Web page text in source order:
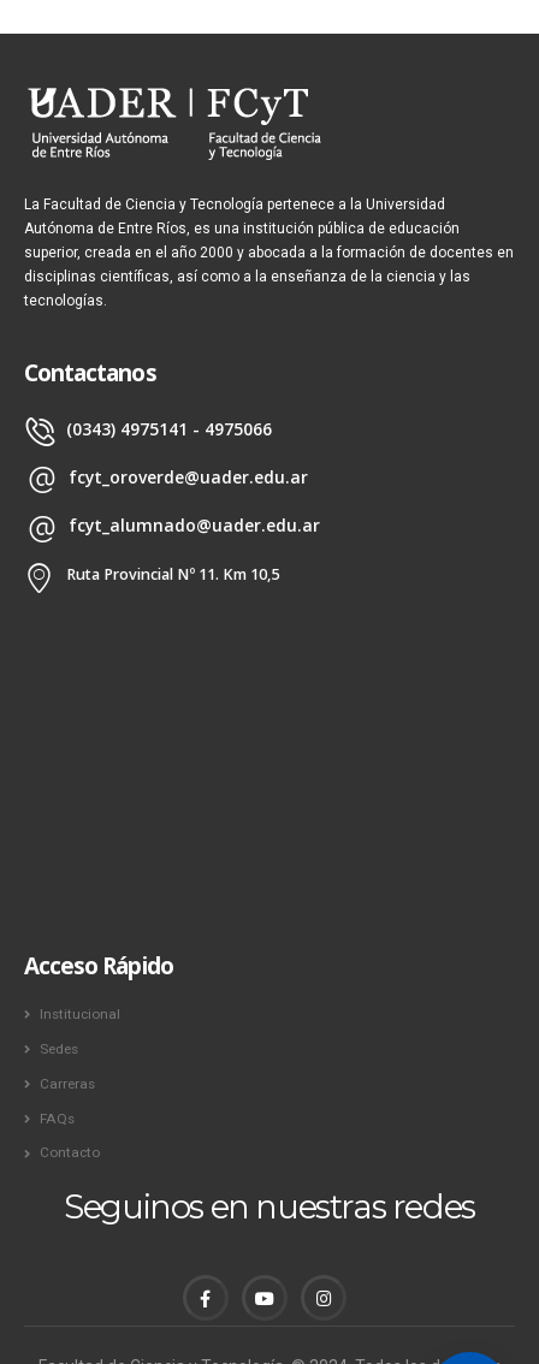
La Facultad de Ciencia y Tecnología pertenece a la Universidad
Autónoma de Entre Ríos, es una institución pública de educación
superior, creada en el año 2000 y abocada a la formación de docentes en
disciplinas científicas, así como a la enseñanza de la ciencia y las
tecnologías.
Contactanos
(0343) 4975141 - 4975066
fcyt_oroverde@uader.edu.ar
fcyt_alumnado@uader.edu.ar
Ruta Provincial Nº 11. Km 10,5
Acceso Rápido
Institucional
Sedes
Carreras
FAQs
Contacto
Seguinos en nuestras redes